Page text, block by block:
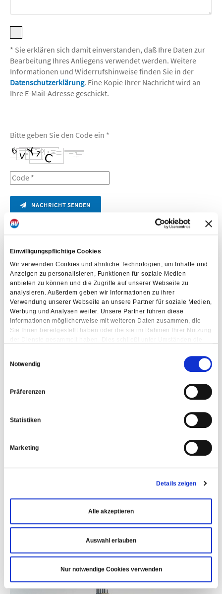
Einwilligungspflichtige Cookies
Wir verwenden Cookies und ähnliche Technologien, um Inhalte und
Anzeigen zu personalisieren, Funktionen für soziale Medien
anbieten zu können und die Zugriffe auf unserer Webseite zu
analysieren. Außerdem geben wir Informationen zu ihrer
Verwendung unserer Webseite an unsere Partner für soziale Medien,
Werbung und Analysen weiter. Unsere Partner führen diese
Informationen möglicherweise mit weiteren Daten zusammen, die
Sie Ihnen bereitgestellt haben oder die sie im Rahmen Ihrer Nutzung
Datenschutzniveau bescheinigt wird. Daher könnten diese Daten
einem staatlichen Zugriff z.B. von US-Behörden unterliegen.
Einwilligung zur Cookie Nutzung können Sie jederzeit wieder über
die Cookie - Einstellungen widerrufen.
Notwendig
Präferenzen
Statistiken
Marketing
Details zeigen
Alle akzeptieren
Auswahl erlauben
Nur notwendige Cookies verwenden
* Sie erklären sich damit einverstanden, daß Ihre Daten zur
Bearbeitung Ihres Anliegens verwendet werden. Weitere
Informationen und Widerrufshinweise finden Sie in der
Datenschutzerklärung. Eine Kopie Ihrer Nachricht wird an
Ihre E-Mail-Adresse geschickt.
Bitte geben Sie den Code ein *
NACHRICHT SENDEN